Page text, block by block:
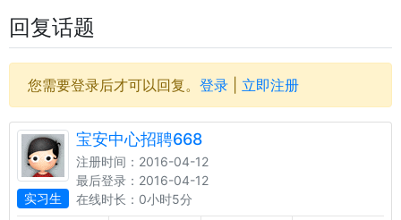
回复话题
您需要登录后才可以回复。 登录 立即注册
实习生
宝安中心招聘668
注册时间：2016-04-12
最后登录：2016-04-12
在线时长：0小时5分